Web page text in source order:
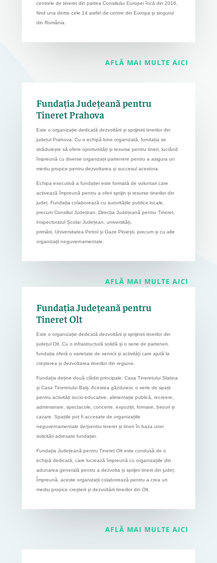
centrele de tineret din partea Consiliului Europei încă din 2016,
fiind una dintre cele 14 astfel de centre din Europa și singurul
din România.
AFLĂ MAI MULTE AICI
Fundația Județeană pentru
Tineret Prahova
Este o organizație dedicată dezvoltării și sprijinirii tinerilor din
județul Prahova. Cu o echipă bine organizată, fundația se
străduiește să ofere oportunități și resurse pentru tineri, lucrând
împreună cu diverse organizații partenere pentru a asigura un
mediu propice pentru dezvoltarea și succesul acestora.
Echipa executivă a fundației este formată de voluntari care
activează împreună pentru a oferi sprijin și resurse tinerilor din
județ. Fundația colaborează cu autoritățile publice locale,
precum Consiliul Județean, Direcția Județeană pentru Tineret,
Inspectoratul Școlar Județean, universități,
primării, Universitatea Petrol și Gaze Ploiești, precum și cu alte
organizații neguvernamentale.
AFLĂ MAI MULTE AICI
Fundația Județeană pentru
Tineret Olt
Este o organizație dedicată dezvoltării și sprijinirii tinerilor din
județul Olt. Cu o infrastructură solidă și o serie de parteneri,
fundația oferă o varietate de servicii și activități care ajută la
creșterea și dezvoltarea tinerilor din regiune.
Fundația deține două clădiri principale: Casa Tineretului Slatina
și Casa Tineretului Balș. Acestea găzduiesc o serie de spații
pentru activități socio-educative, alimentație publică, recreere,
administrare, spectacole, concerte, expoziții, formare, birouri și
cazare. Spațiile pot fi accesate de organizațiile
neguvernamentale de/pentru tineret și tineri în baza unei
solicitări adresate fundației.
Fundația Județeană pentru Tineret Olt este condusă de o
echipă dedicată, care lucrează împreună cu organizațiile din
adunarea generală pentru a dezvolta și sprijini tinerii din județ.
Împreună, aceste organizații colaborează pentru a crea un
mediu propice creșterii și dezvoltării tinerilor din Olt.
AFLĂ MAI MULTE AICI